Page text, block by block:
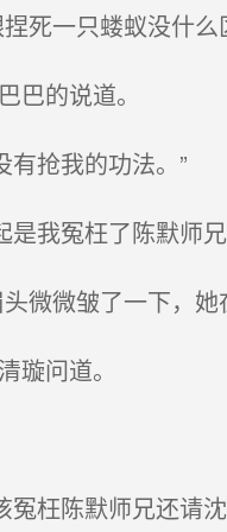
死一只蝼蚁没什么
的说道。
抢我的功法。”
我冤枉了陈默师
微微皱了一下，她
璇问道。
枉陈默师兄还请